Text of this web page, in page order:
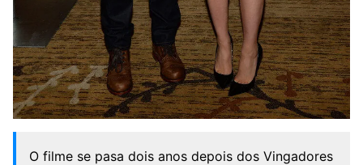
O filme se pasa dois anos depois dos Vingadores